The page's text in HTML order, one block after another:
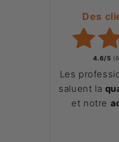
Des
4.6/5
Les
saluent la
et notre